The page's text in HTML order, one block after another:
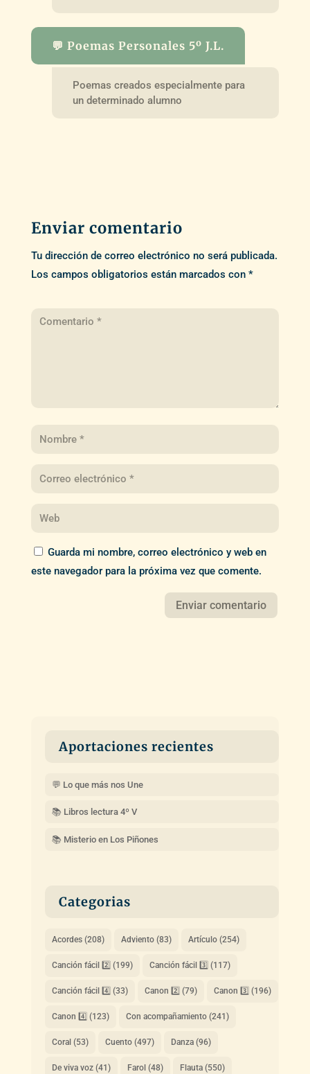
💬 Poemas Personales 5º J.L.
Poemas creados especialmente para
un determinado alumno
Enviar comentario
Tu dirección de correo electrónico no será publicada.
Los campos obligatorios están marcados con *
Guarda mi nombre, correo electrónico y web en
este navegador para la próxima vez que comente.
Aportaciones recientes
💬 Lo que más nos Une
📚 Libros lectura 4º V
📚 Misterio en Los Piñones
Categorias
Acordes(208) Adviento(83) Artículo(254)
Canción fácil 2️⃣ (199) Canción fácil 3️⃣ (117)
Canción fácil 4️⃣ (33) Canon 2️⃣ (79) Canon 3️⃣ (196)
Canon 4️⃣ (123) Con acompañamiento(241)
Coral (53) Cuento(497) Danza(96)
De viva voz(41) Farol (48) Flauta(550)